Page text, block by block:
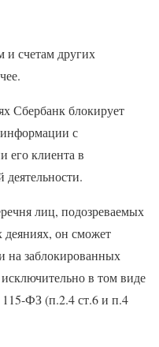
и счетам других
Сбербанк блокирует
с
его клиента в
деятельности.
лиц, подозреваемых
деяниях, он сможет
на заблокированных
в том виде
ФЗ (п.2.4 ст.6 и п.4